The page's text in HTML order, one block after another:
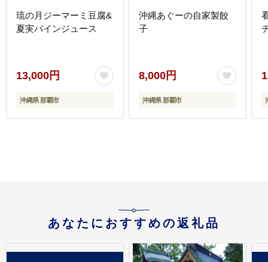
琉の月ジーマーミ豆腐&
夏実パインジュース
13,000円
沖縄県 那覇市
沖縄あぐーの自家製餃
子
8,000円
沖縄県 那覇市
あなたにおすすめの返礼品